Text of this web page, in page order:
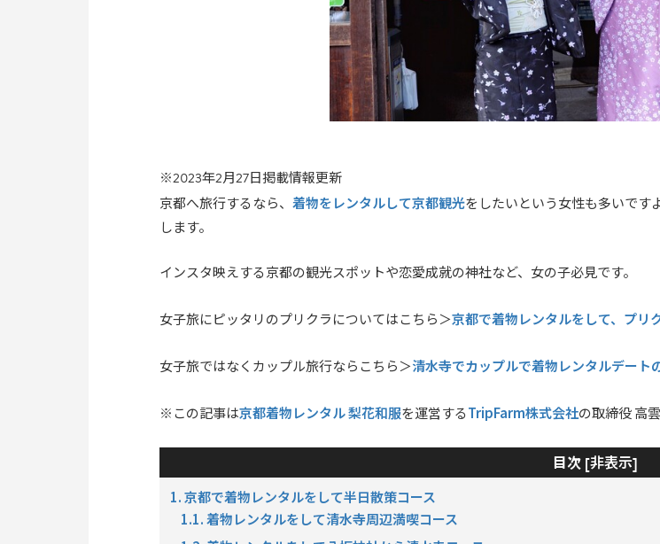
※2023年2月27日掲載情報更新
京都へ旅行するなら、 着物をレンタルして京都観光をしたいという女性も多いです
します。
インスタ映えする京都の観光スポットや恋愛成就の神社など、女の子必見です。
女子旅にピッタリのプリクラについてはこちら＞京都で着物レンタルをして、プリ
女子旅ではなくカップル旅行ならこちら＞清水寺でカップルで着物レンタルデート
※この記事は京都着物レンタル 梨花和服を運営するTripFarm株式会社の取締役 高
目次 [非表示]
1. 京都で着物レンタルをして半日散策コース
1.1. 着物レンタルをして清水寺周辺満喫コース